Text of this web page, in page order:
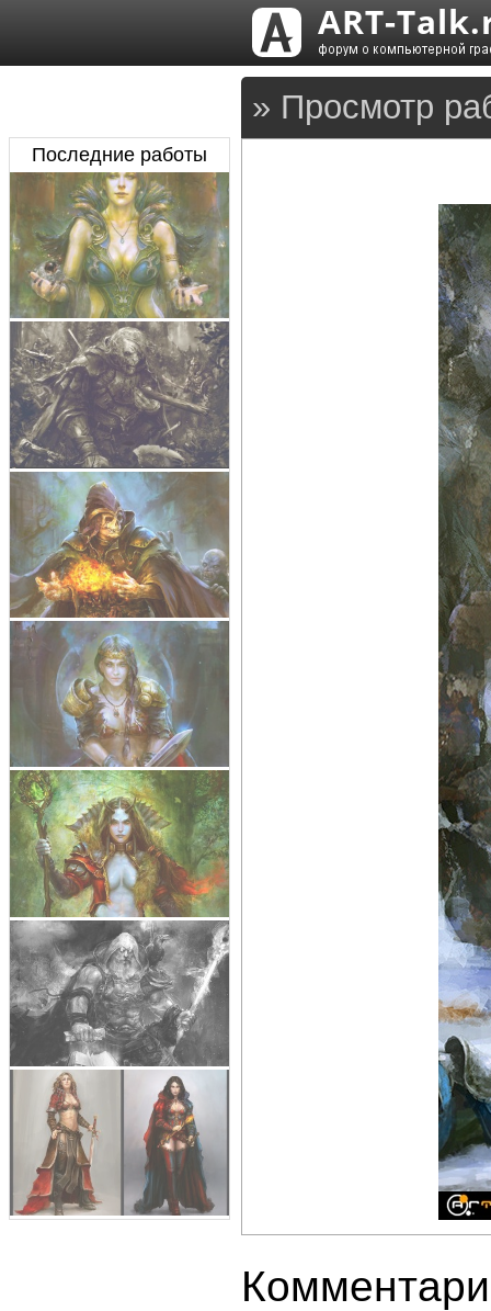
» Просмотр
Последние работы